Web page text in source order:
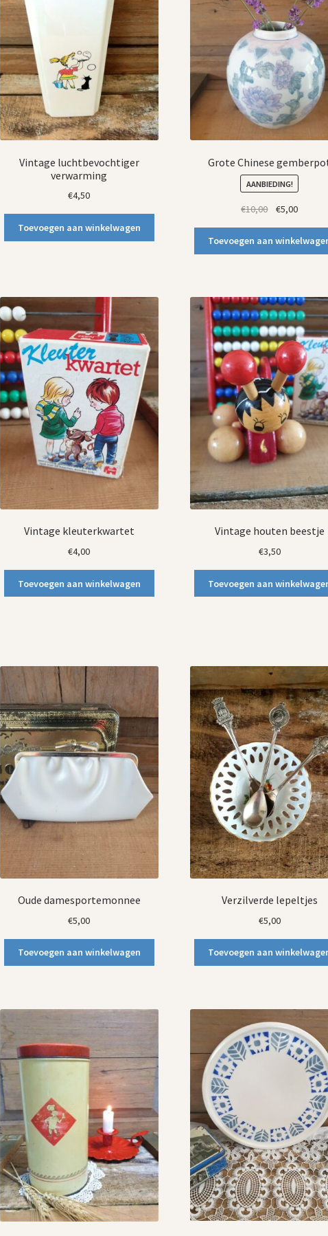
Vintage luchtbevochtiger
verwarming
€4,50
Toevoegen aan winkelwagen
Grote Chinese
AANBIEDING!
€10,00
was:
€10,00.
€5,00Huidige
is:
€5,00.
Toevoegen aan
Vintage kleuterkwartet
€4,00
Toevoegen aan winkelwagen
Vintage houten beestje
€3,50
Toevoegen aan
Oude damesportemonnee
€5,00
Toevoegen aan winkelwagen
Verzilverde lepeltjes
€5,00
Toevoegen aan